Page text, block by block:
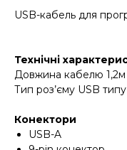
USB-кабель для
Технічні
Довжина кабелю 1,2м
Тип роз’єму USB
Конектори
USB-A